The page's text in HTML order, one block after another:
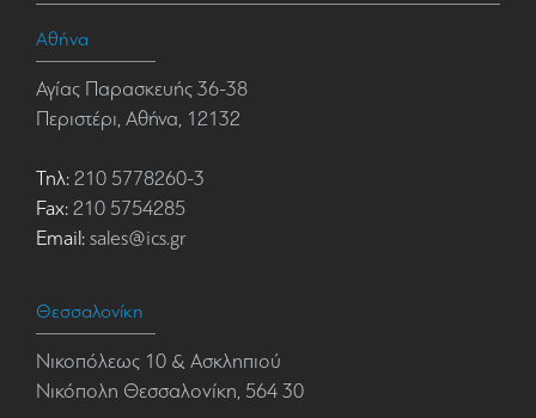
Αθήνα
Αγίας Παρασκευής 36-38
Περιστέρι, Αθήνα, 12132
Τηλ: 210 5778260-3
Fax: 210 5754285
Email: sales@ics.gr
Θεσσαλονίκη
Νικοπόλεως 10 & Ασκληπιού
Νικόπολη Θεσσαλονίκη, 564 30